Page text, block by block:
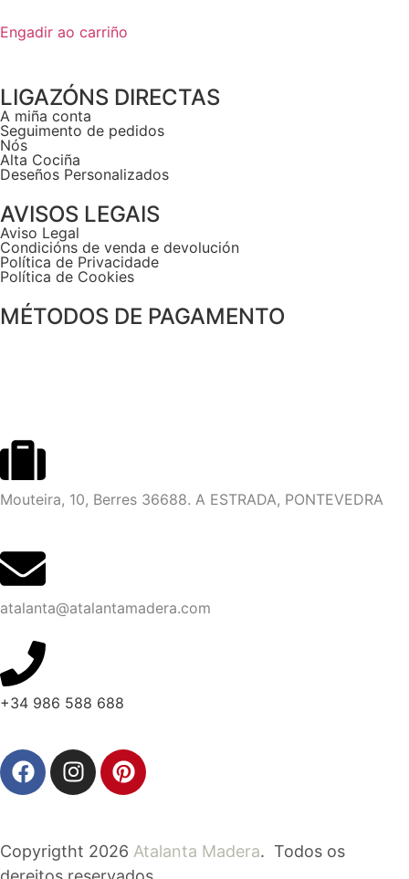
Engadir ao carriño
LIGAZÓNS DIRECTAS
A miña conta
Seguimento de pedidos
Nós
Alta Cociña
Deseños Personalizados
AVISOS LEGAIS
Aviso Legal
Condicións de venda e devolución
Política de Privacidade
Política de Cookies
MÉTODOS DE PAGAMENTO
Mouteira, 10, Berres 36688. A ESTRADA, PONTEVEDRA
atalanta@atalantamadera.com
+34 986 588 688
Copyrigtht 2026 Atalanta Madera. Todos os